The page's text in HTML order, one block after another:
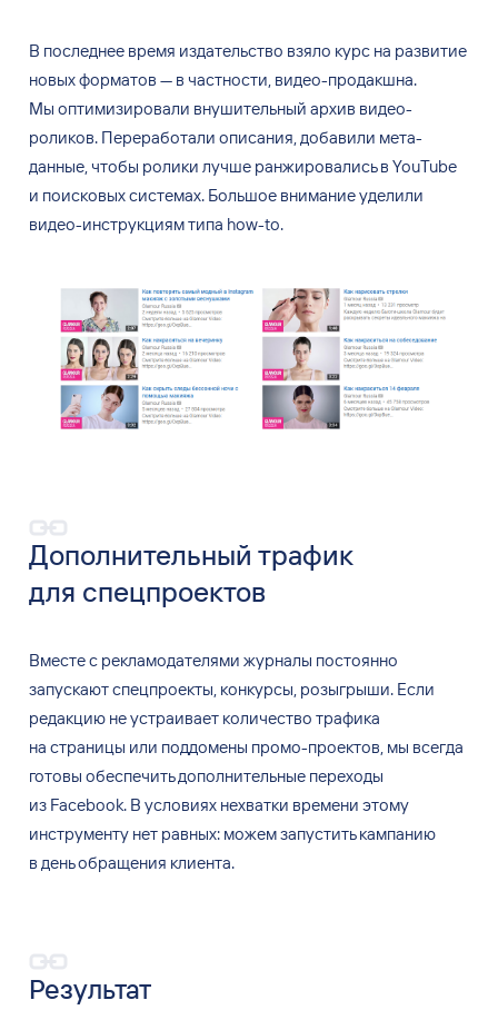
В последнее время издательство взяло курс на развитие
новых форматов —в частности, видео-продакшна.
Мы оптимизировали внушительный архив видео-
роликов. Переработали описания, добавили мета-
данные, чтобы ролики лучше ранжировались в YouTube
и поисковых системах. Большое внимание уделили
видео-инструкциям типа how-to.
Дополнительный трафик
для спецпроектов
Вместе с рекламодателями журналы постоянно
запускают спецпроекты, конкурсы, розыгрыши. Если
редакцию неустраивает количество трафика
на страницы или поддомены промо-проектов, мы всегда
готовы обеспечить дополнительные переходы
из Facebook. В условиях нехватки времени этому
инструменту нет равных: можем запустить кампанию
в день обращения клиента.
Результат